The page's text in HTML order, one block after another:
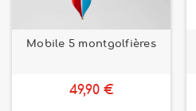
Mobile 5 montgolfières
49,90 €